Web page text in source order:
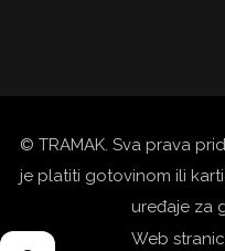
© TRAMAK. Sva prava
je platiti gotovinom ili
uređaje za
Web